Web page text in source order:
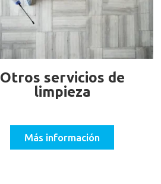
Otros servicios de
limpieza
Más información